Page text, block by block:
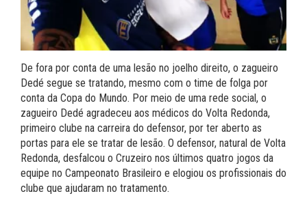
De fora por conta de uma lesão no joelho direito, o zagueiro
Dedé segue se tratando, mesmo com o time de folga por
conta da Copa do Mundo. Por meio de uma rede social, o
zagueiro Dedé agradeceu aos médicos do Volta Redonda,
primeiro clube na carreira do defensor, por ter aberto as
portas para ele se tratar de lesão. O defensor, natural de Volta
Redonda, desfalcou o Cruzeiro nos últimos quatro jogos da
equipe no Campeonato Brasileiro e elogiou os profissionais do
clube que ajudaram no tratamento.